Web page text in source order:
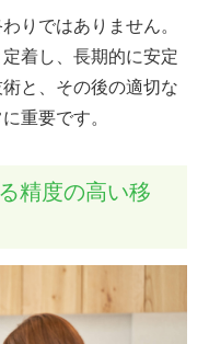
りではありません。
着し、長期的に安定
と、その後の適切な
重要です。
精度の高い移